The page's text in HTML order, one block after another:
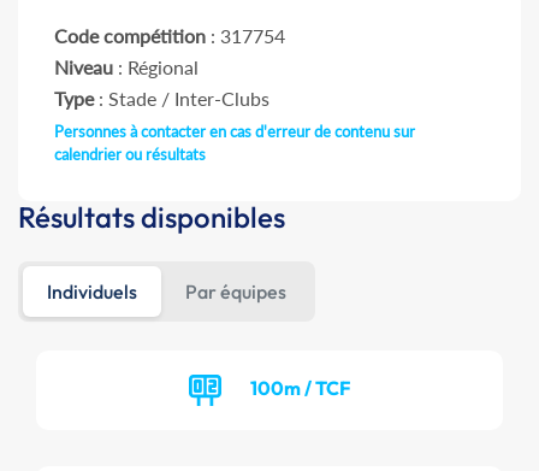
Code compétition : 317754
Niveau : Régional
Type: Stade / Inter-Clubs
Personnes à contacter en cas d'erreur de contenu sur
calendrier ou résultats
Résultats disponibles
Individuels Par équipes
100m / TCF